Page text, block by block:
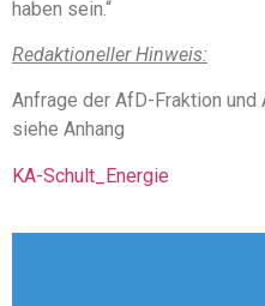
haben sein.“
Redaktioneller Hinweis:
Anfrage der AfD-Fraktion
siehe Anhang
KA-Schult_Energie